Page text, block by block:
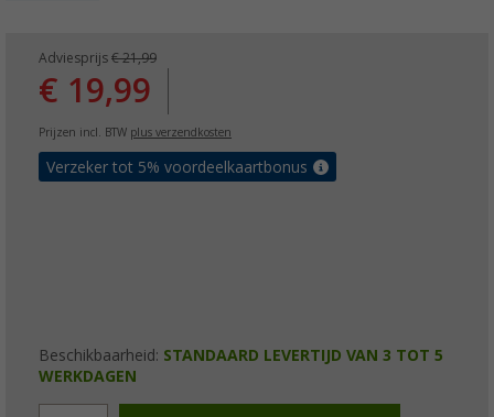
Adviesprijs € 21,99
€ 19,99
Prijzen incl. BTW plus verzendkosten
Verzeker tot 5% voordeelkaartbonus
Beschikbaarheid: STANDAARD LEVERTIJD VAN 3 TOT 5
WERKDAGEN